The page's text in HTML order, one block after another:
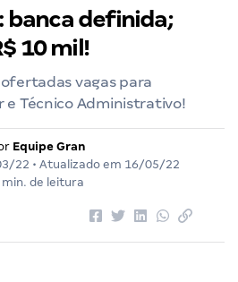
banca definida;
10 mil!
ofertadas vagas para
e Técnico Administrativo!
Equipe Gran
22 • Atualizado em 16/05/22
min. de leitura